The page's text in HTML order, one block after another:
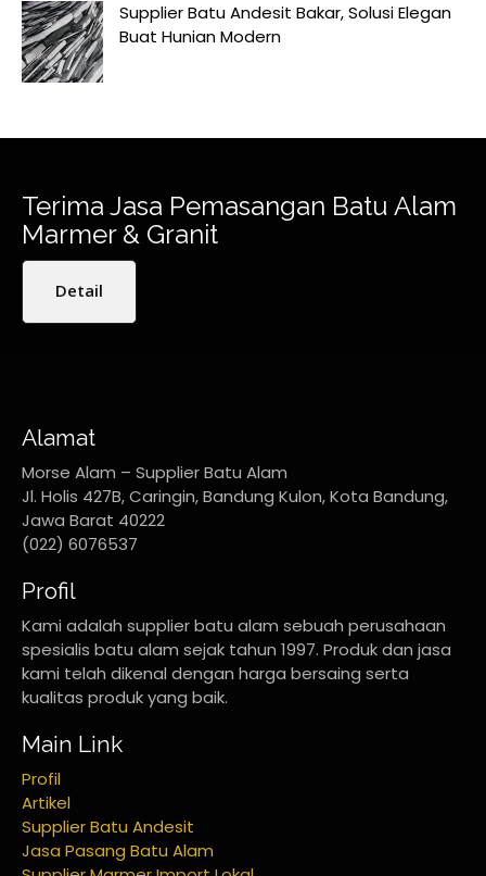
Supplier Batu Andesit Bakar, Solusi Elegan
Buat Hunian Modern
Terima Jasa Pemasangan Batu Alam
Marmer & Granit
Detail
Alamat
Morse Alam – Supplier Batu Alam
Jl. Holis 427B, Caringin, Bandung Kulon, Kota Bandung,
Jawa Barat 40222
(022) 6076537
Profil
Kami adalah supplier batu alam sebuah perusahaan
spesialis batu alam sejak tahun 1997. Produk dan jasa
kami telah dikenal dengan harga bersaing serta
kualitas produk yang baik.
Main Link
Profil
Artikel
Supplier Batu Andesit
Jasa Pasang Batu Alam